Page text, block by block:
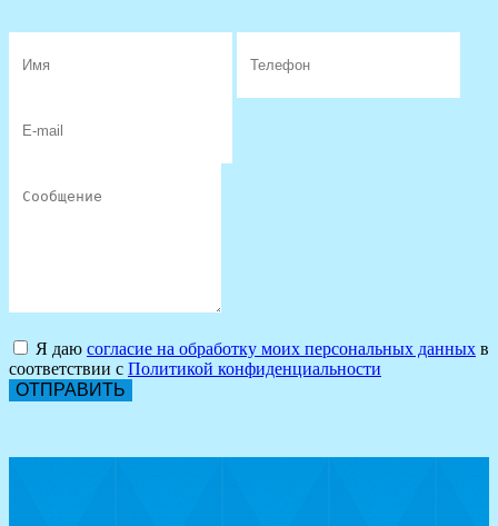
Я даю согласие на обработку моих персональных данных в
соответствии с Политикой конфиденциальности
ОТПРАВИТЬ